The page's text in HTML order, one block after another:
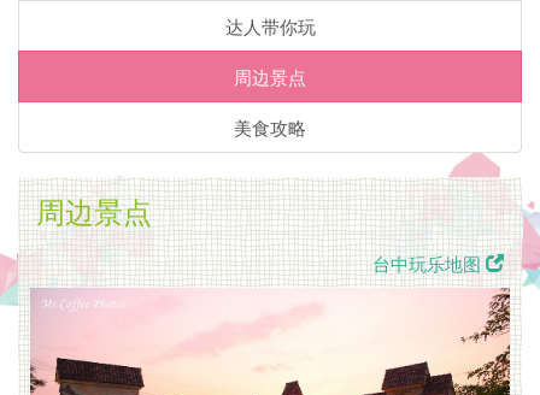
致
住
宿
主
题
套
房」
达人带你玩
周边景点
美食攻略
周边景点
台中玩乐地图